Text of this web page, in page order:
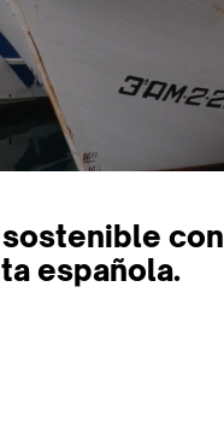
con
española.